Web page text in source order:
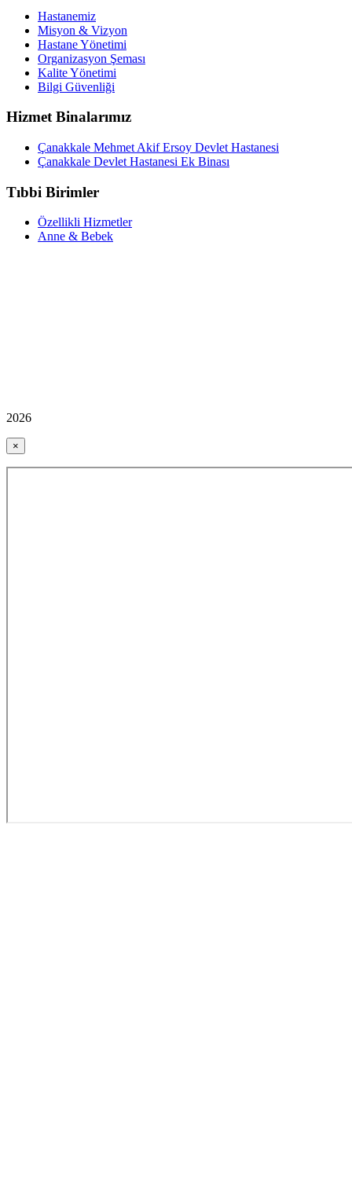
Hastanemiz
Misyon & Vizyon
Hastane Yönetimi
Organizasyon Şeması
Kalite Yönetimi
Bilgi Güvenliği
Hizmet Binalarımız
Çanakkale Mehmet Akif Ersoy Devlet Hastanesi
Çanakkale Devlet Hastanesi Ek Binası
Tıbbi Birimler
Özellikli Hizmetler
Anne & Bebek
2026
×